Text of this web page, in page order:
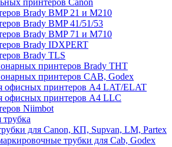
принтеров Canon
Brady BMP 21 и M210
Brady BMP 41/51/53
Brady BMP 71 и M710
Brady IDXPERT
Brady TLS
принтеров Brady THT
принтеров CAB, Godex
офисных принтеров А4 LAT/ELAT
офисных принтеров А4 LLC
Niimbot
трубка
для Canon, КП, Supvan, LM, Partex
трубки для Cab, Godex